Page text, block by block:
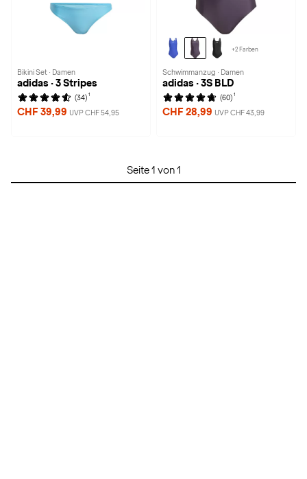
Bikini Set · Damen
adidas · 3 Stripes
(34) 1
CHF 39,99 UVP CHF 54,95
+2 Farben
Schwimmanzug · Damen
adidas · 3S BLD
(60) 1
CHF 28,99 UVP CHF 43,99
Seite 1 von 1